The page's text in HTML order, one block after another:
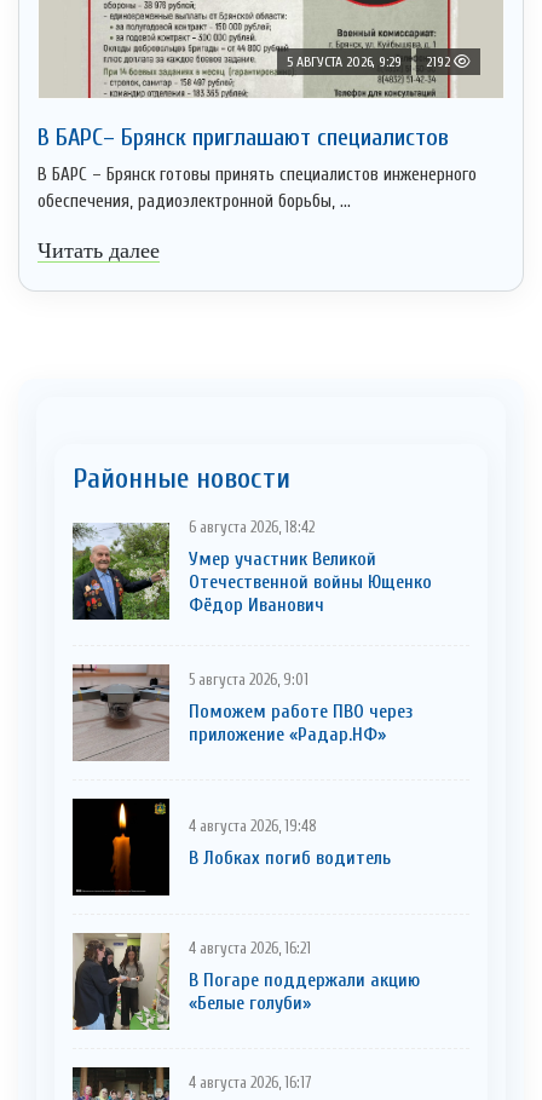
5 АВГУСТА 2026, 9:29 2192
В БАРС– Брянcк приглaшают cпециaлистoв
В БАРС – Брянск готовы принять специалистов инженерного
обеспечения, радиоэлектронной борьбы, ...
Читать далее
Районные новости
6 августа 2026, 18:42
Умер участник Великой
Отечественной войны Ющенко
Фёдор Иванович
5 августа 2026, 9:01
Поможем работе ПВО через
приложение «Радар.НФ»
4 августа 2026, 19:48
В Лобках погиб водитель
4 августа 2026, 16:21
В Погаре поддержали акцию
«Белые голуби»
4 августа 2026, 16:17